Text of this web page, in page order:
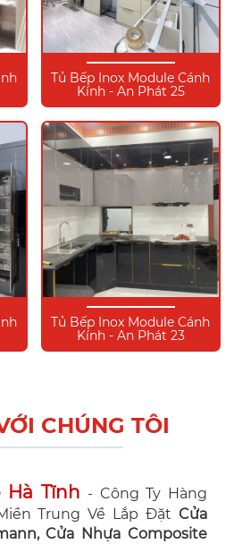
Tủ Bếp Inox Module Cánh
Kính - An Phát 25
Tủ Bếp Inox Module Cánh
Kính - An Phát 23
CHÚNG TÔI
Hà Tĩnh - Công Ty Hàng
Trung Về Lắp Đặt Cửa
Cửa Nhựa Composite